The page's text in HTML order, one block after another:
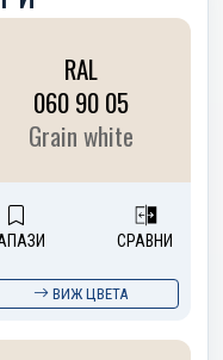
RAL
060 90 05
Grain white
СРАВНИ
ВИЖ ЦВЕТА